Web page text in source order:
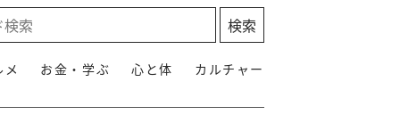
お金・学ぶ 心と体 カルチャー